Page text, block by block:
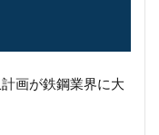
画が鉄鋼業界に大